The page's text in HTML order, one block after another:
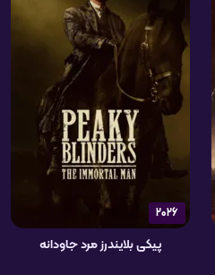
2026
پیکی بلایندرز مرد جاودانه